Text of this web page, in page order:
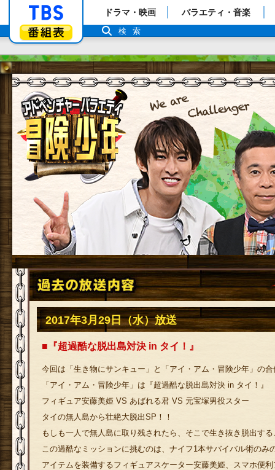
「TBSテレビ」トップページ
番組表
ドラマ・映画 バラエティ・音楽
検索
2017年3月29日（水）放送
■『超過酷な脱出島対決 in タイ！』
今回は「生き物にサンキュー」と「アイ・アム・冒険少年」の
「アイ・アム・冒険少年」は『超過酷な脱出島対決 in タイ！』
フィギュア安藤美姫 VS あばれる君 VS 元宝塚男役スター
タイの無人島から壮絶大脱出SP！！
もしも一人で無人島に取り残されたら、そこで生き抜き脱出す
この過酷なミッションに挑むのは、ナイフ1本サバイバル術のみ
アイテムを装備するフィギュアスケーター安藤美姫、スマホ便